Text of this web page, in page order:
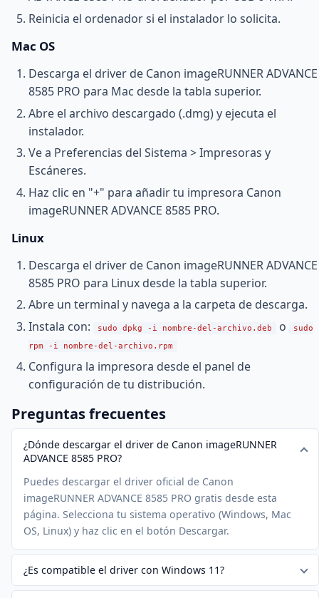
Reinicia el ordenador si el instalador lo solicita.
Mac OS
Descarga el driver de Canon imageRUNNER ADVANCE
8585 PRO para Mac desde la tabla superior.
Abre el archivo descargado (.dmg) y ejecuta el
instalador.
Ve a Preferencias del Sistema > Impresoras y
Escáneres.
Haz clic en "+" para añadir tu impresora Canon
imageRUNNER ADVANCE 8585 PRO.
Linux
Descarga el driver de Canon imageRUNNER ADVANCE
8585 PRO para Linux desde la tabla superior.
Abre un terminal y navega a la carpeta de descarga.
Instala con:
sudo dpkg -i nombre-del-archivo.deb o
sudo
rpm -i nombre-del-archivo.rpm
Configura la impresora desde el panel de
configuración de tu distribución.
Preguntas frecuentes
¿Dónde descargar el driver de Canon imageRUNNER
ADVANCE 8585 PRO?
Puedes descargar el driver oficial de Canon
imageRUNNER ADVANCE 8585 PRO gratis desde esta
página. Selecciona tu sistema operativo (Windows, Mac
OS, Linux) y haz clic en el botón Descargar.
¿Es compatible el driver con Windows 11?